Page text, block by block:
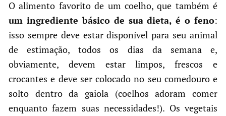
O alimento favorito de um coelho, que também é
um ingrediente básico de sua dieta, é o feno:
isso sempre deve estar disponível para seu animal
de estimação, todos os dias da semana e,
obviamente, devem estar limpos, frescos e
crocantes e deve ser colocado no seu comedouro e
solto dentro da gaiola (coelhos adoram comer
enquanto fazem suas necessidades!). Os vegetais